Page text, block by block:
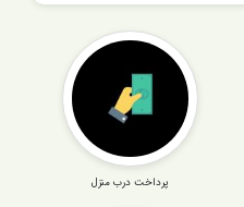
پرداخت درب منزل